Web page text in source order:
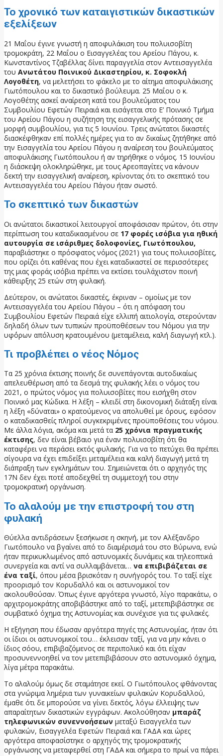
Το χρονικό των καταιγιστικών δικαστικών
εξελίξεων
21 Μαΐου έγινε γνωστή η αποφυλάκιση του πολυισοβίτη
τρομοκράτη, 22 Μαΐου ο Εισαγγελέας του Αρείου Πάγου, κ.
Κωνσταντίνος Τζαβέλλας δίνει παραγγελία στον Αντεισαγγελέα
του Ανωτάτου Ποινικού Δικαστηρίου, κ. Σοφοκλή
Λογοθέτη, να μελετήσει το φάκελο με το αίτημα αποφυλάκισης
Γιωτόπουλου και το δικαστικό βούλευμα. 25 Μαΐου ο κ.
Λογοθέτης ασκεί αναίρεση κατά του βουλεύματος του
Συμβουλίου Εφετών Πειραιά και εισάγεται στο Ε’ Ποινικό Τμήμα
του Αρείου Πάγου η συζήτηση της εισαγγελικής πρότασης σε
μορφή συμβουλίου, για τις 5 Ιουνίου. Τρεις ανώτατοι δικαστές
διασκέφθηκαν επί πολλές ημέρες για το αν δικαίως ζητήθηκε από
την Εισαγγελία του Αρείου Πάγου η αναίρεση του βουλεύματος
αποφυλάκισης Γιωτόπουλου ή αν τηρήθηκε ο νόμος. 15 Ιουνίου
η διάσκεψη ολοκληρώθηκε, με τους Αρεοπαγίτες να κάνουν
δεκτή την εισαγγελική αναίρεση, κρίνοντας ότι το σκεπτικό του
Αντεισαγγελέα του Αρείου Πάγου ήταν σωστό.
Το σκεπτικό των δικαστών
Οι ανώτατοι δικαστικοί λειτουργοί αποφάσισαν πρώτον, ότι στην
περίπτωση του καταδικασμένου σε 17 φορές ισόβια για ηθική
αυτουργία σε ισάριθμες δολοφονίες, Γιωτόπουλου,
παραβιάστηκε ο πρόσφατος νόμος (2021) για τους πολυισοβίτες,
που ορίζει ότι καθένας που έχει καταδικαστεί σε περισσότερες
της μιας φοράς ισόβια πρέπει να εκτίσει τουλάχιστον ποινή
κάθειρξης 25 ετών στη φυλακή.
Δεύτερον, οι ανώτατοι δικαστές, έκριναν – ομοίως με τον
Αντεισαγγελέα του Αρείου Πάγου – ότι η απόφαση του
Συμβουλίου Εφετών Πειραιά είχε ελλιπή αιτιολογία, στερούνταν
δηλαδή όλων των τυπικών προϋποθέσεων του Νόμου για την
υφ΄όρων απόλυση κρατουμένου (μεταμέλεια, καλή διαγωγή κτλ.).
Τι προβλέπει ο νέος Νόμος
Τα 25 χρόνια έκτισης ποινής δε συνεπάγονται αυτοδικαίως
απελευθέρωση από τα δεσμά της φυλακής λέει ο νόμος του
2021, ο πρώτος νόμος για πολυισοβίτες που εισήχθη στον
Ποινικό μας Κώδικα. Η λέξη – κλειδί στη δικονομική διάταξη είναι
η λέξη «δύναται» ο κρατούμενος να απολυθεί με όρους, εφόσον
ο καταδικασθείς πληροί συγκεκριμένες προϋποθέσεις του νόμου.
Με άλλα λόγια, ακόμα και μετά τα 25 χρόνια πραγματικής
έκτισης, δεν είναι βέβαιο για έναν πολυισοβίτη ότι θα
καταφέρει να περάσει εκτός φυλακής. Για να το πετύχει θα πρέπει
σίγουρα να έχει επιδείξει μεταμέλεια και καλή διαγωγή μετά τη
διάπραξη των εγκλημάτων του. Σημειώνεται ότι ο αρχηγός της
17Ν δεν έχει ποτέ αποδεχθεί τη συμμετοχή του στην
τρομοκρατική οργάνωση.
Το αλαλούμ με την επιστροφή του στη
φυλακή
Θύελλα αντιδράσεων ξεσήκωσε η σκηνή, με τον Αλέξανδρο
Γιωτόπουλο να βγαίνει από το διαμέρισμά του στο Βύρωνα, ενώ
ήταν περικυκλωμένος από αστυνομικές δυνάμεις και τηλεοπτικά
συνεργεία και αντί να συλλαμβάνεται… να επιβιβάζεται σε
ένα ταξί, όπου μέσα βρισκόταν η συνήγορός του. Το ταξί είχε
προορισμό τον Κορυδαλλό και οι αστυνομικοί τον
ακολουθούσαν. Όπως έγινε αργότερα γνωστό, λίγο παρακάτω, ο
αρχιτρομοκράτης αποβιβάστηκε από το ταξί, μετεπιβιβάστηκε σε
συμβατικό όχημα της Αστυνομίας και συνέχισε για τις φυλακές.
Η εξήγηση που έδωσαν αργότερα πηγές της Αστυνομίας, ήταν ότι
οι ίδιοι οι αστυνομικοί του… έκλεισαν ταξί, για να μην κάνει ο
ίδιος σόου, επιβιβαζόμενος σε περιπολικό και ότι είχαν
προσυνεννοηθεί να τον μετεπιβιβάσουν στο αστυνομικό όχημα,
λίγα μέτρα παρακάτω.
Το αλαλούμ όμως δε σταμάτησε εκεί. Ο Γιωτόπουλος φθάνοντας
στα γνώριμα λημέρια των γυναικείων φυλακών Κορυδαλλού,
έμαθε ότι δε μπορούσε να γίνει δεκτός, λόγω έλλειψης των
απαραίτητων δικαστικών εγγράφων. Ακολούθησαν μπαράζ
τηλεφωνικών συνεννοήσεων μεταξύ Εισαγγελέα των
φυλακών, Εισαγγελέα Εφετών Πειραιά και ΓΑΔΑ και ώρες
αργότερα αποφασίστηκε ο αρχηγός της τρομοκρατικής
οργάνωσης να μεταφερθεί στη ΓΑΔΑ και σήμερα το πρωί να πάρει